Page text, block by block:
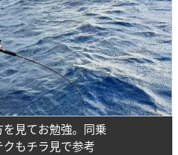
見てお勉強。同乗
もチラ見で参考